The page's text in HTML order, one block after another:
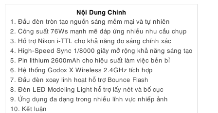
Nội Dung Chính
1. Đầu đèn tròn tạo nguồn sáng mềm mại và tự nhiên
2. Công suất 76Ws mạnh mẽ đáp ứng nhiều nhu cầu chụp
3. Hỗ trợ Nikon i-TTL cho khả năng đo sáng chính xác
4. High-Speed Sync 1/8000 giây mở rộng khả năng sáng tạo
5. Pin lithium 2600mAh cho hiệu suất làm việc bền bỉ
6. Hệ thống Godox X Wireless 2.4GHz tích hợp
7. Đầu đèn xoay linh hoạt hỗ trợ Bounce Flash
8. Đèn LED Modeling Light hỗ trợ lấy nét và bố cục
9. Ứng dụng đa dạng trong nhiều lĩnh vực nhiếp ảnh
10. Kết luận